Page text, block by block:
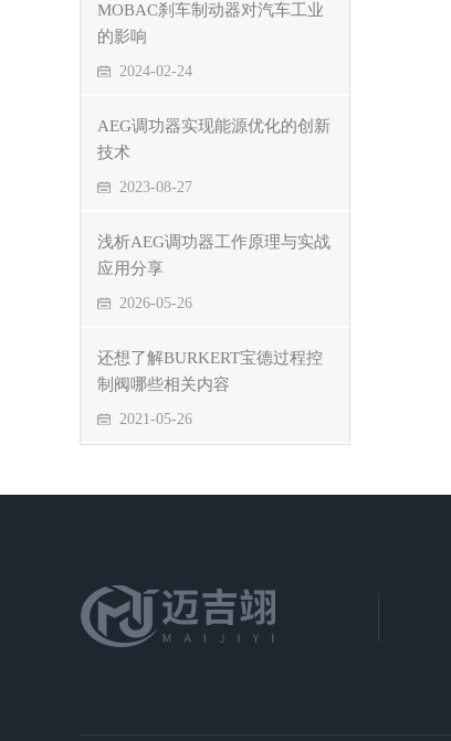
MOBAC刹车制动器对汽车工业
的影响
2024-02-24
AEG调功器实现能源优化的创新
技术
2023-08-27
浅析AEG调功器工作原理与实战
应用分享
2026-05-26
还想了解BURKERT宝德过程控
制阀哪些相关内容
2021-05-26